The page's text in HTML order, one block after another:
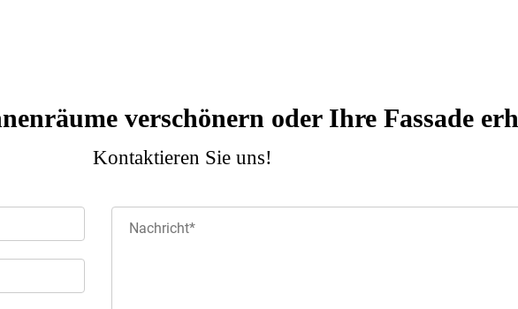
verschönern oder Ihre Fassade
Kontaktieren Sie uns!